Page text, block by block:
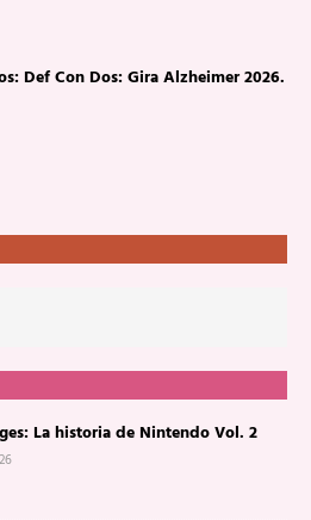
Def Con Dos: Gira Alzheimer 2026.
La historia de Nintendo Vol. 2